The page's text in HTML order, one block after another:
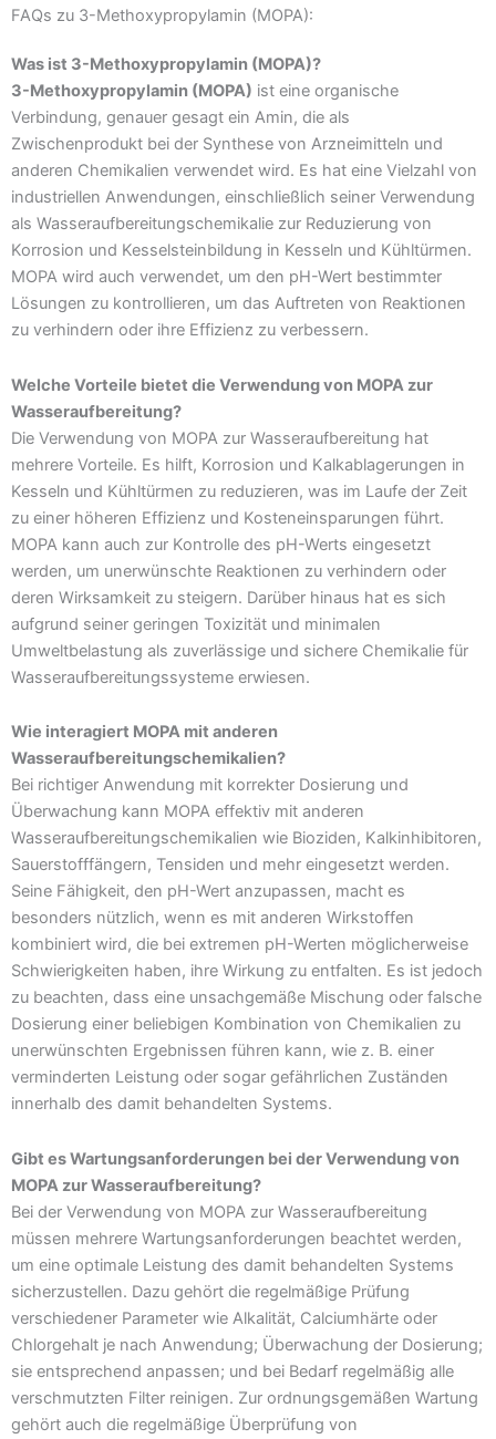
FAQs zu 3-Methoxypropylamin (MOPA):
Was ist 3-Methoxypropylamin (MOPA)?
3-Methoxypropylamin (MOPA) ist eine organische
Verbindung, genauer gesagt ein Amin, die als
Zwischenprodukt bei der Synthese von Arzneimitteln und
anderen Chemikalien verwendet wird. Es hat eine Vielzahl von
industriellen Anwendungen, einschließlich seiner Verwendung
als Wasseraufbereitungschemikalie zur Reduzierung von
Korrosion und Kesselsteinbildung in Kesseln und Kühltürmen.
MOPA wird auch verwendet, um den pH-Wert bestimmter
Lösungen zu kontrollieren, um das Auftreten von Reaktionen
zu verhindern oder ihre Effizienz zu verbessern.
Welche Vorteile bietet die Verwendung von MOPA zur
Wasseraufbereitung?
Die Verwendung von MOPA zur Wasseraufbereitung hat
mehrere Vorteile. Es hilft, Korrosion und Kalkablagerungen in
Kesseln und Kühltürmen zu reduzieren, was im Laufe der Zeit
zu einer höheren Effizienz und Kosteneinsparungen führt.
MOPA kann auch zur Kontrolle des pH-Werts eingesetzt
werden, um unerwünschte Reaktionen zu verhindern oder
deren Wirksamkeit zu steigern. Darüber hinaus hat es sich
aufgrund seiner geringen Toxizität und minimalen
Umweltbelastung als zuverlässige und sichere Chemikalie für
Wasseraufbereitungssysteme erwiesen.
Wie interagiert MOPA mit anderen
Wasseraufbereitungschemikalien?
Bei richtiger Anwendung mit korrekter Dosierung und
Überwachung kann MOPA effektiv mit anderen
Wasseraufbereitungschemikalien wie Bioziden, Kalkinhibitoren,
Sauerstofffängern, Tensiden und mehr eingesetzt werden.
Seine Fähigkeit, den pH-Wert anzupassen, macht es
besonders nützlich, wenn es mit anderen Wirkstoffen
kombiniert wird, die bei extremen pH-Werten möglicherweise
Schwierigkeiten haben, ihre Wirkung zu entfalten. Es ist jedoch
zu beachten, dass eine unsachgemäße Mischung oder falsche
Dosierung einer beliebigen Kombination von Chemikalien zu
unerwünschten Ergebnissen führen kann, wie z. B. einer
verminderten Leistung oder sogar gefährlichen Zuständen
innerhalb des damit behandelten Systems.
Gibt es Wartungsanforderungen bei der Verwendung von
MOPA zur Wasseraufbereitung?
Bei der Verwendung von MOPA zur Wasseraufbereitung
müssen mehrere Wartungsanforderungen beachtet werden,
um eine optimale Leistung des damit behandelten Systems
sicherzustellen. Dazu gehört die regelmäßige Prüfung
verschiedener Parameter wie Alkalität, Calciumhärte oder
Chlorgehalt je nach Anwendung; Überwachung der Dosierung;
sie entsprechend anpassen; und bei Bedarf regelmäßig alle
verschmutzten Filter reinigen. Zur ordnungsgemäßen Wartung
gehört auch die regelmäßige Überprüfung von